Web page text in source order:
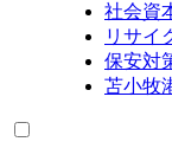
社会資
リサイ
保安対
苫小牧